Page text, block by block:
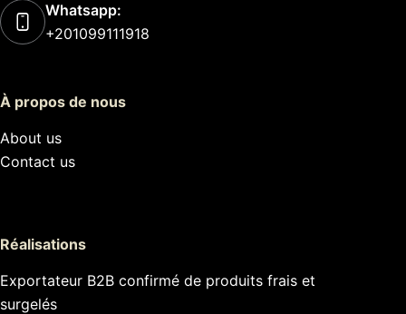
Whatsapp:
+201099111918
À propos de nous
About us
Contact us
Réalisations
Exportateur B2B confirmé de produits frais et
surgelés